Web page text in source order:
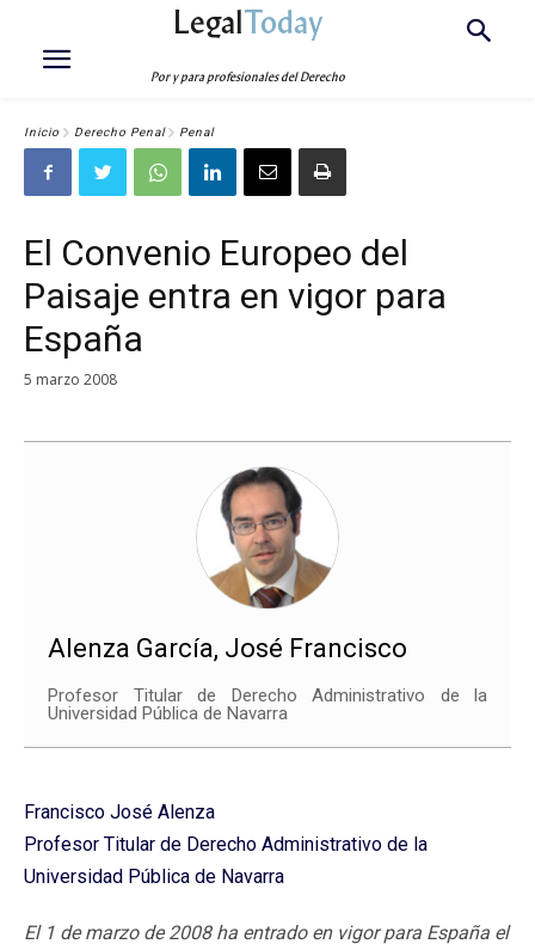
LegalToday
Por y para profesionales del Derecho
Inicio Derecho Penal Penal
El Convenio Europeo del
Paisaje entra en vigor para
España
5 marzo 2008
Alenza García, José Francisco
Profesor Titular de Derecho Administrativo de la
Universidad Pública de Navarra
Francisco José Alenza
Profesor Titular de Derecho Administrativo de la
Universidad Pública de Navarra
El 1 de marzo de 2008 ha entrado en vigor para España el